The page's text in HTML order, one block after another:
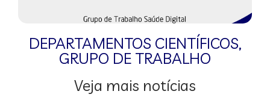
DEPARTAMENTOS CIENTÍFICOS,
GRUPO DE TRABALHO
Veja mais notícias